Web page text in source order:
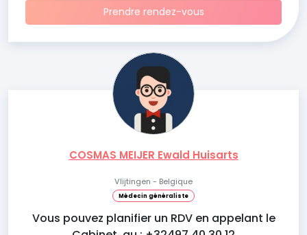
Prendre rendez-vous
COSMAS MEIJER Ewald Huisarts
Vlijtingen - Belgique
Médecin généraliste
Vous pouvez planifier un RDV en appelant le